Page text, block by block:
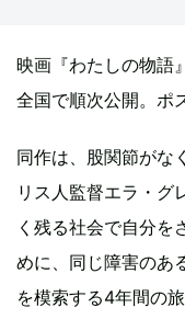
映画『わたしの物語
全国で順次公開。ポ
同作は、股関節がな
リス人監督エラ・グ
く残る社会で自分を
めに、同じ障害のあ
を模索する4年間の